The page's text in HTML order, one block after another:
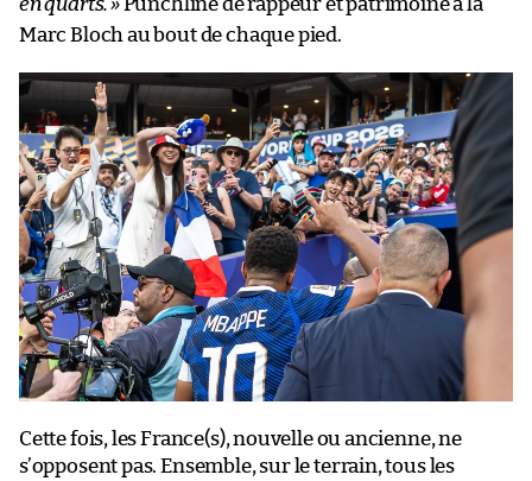
Marc Bloch au bout de chaque pied.
Cette fois, les France(s), nouvelle ou ancienne, ne
s’opposent pas. Ensemble, sur le terrain, tous les